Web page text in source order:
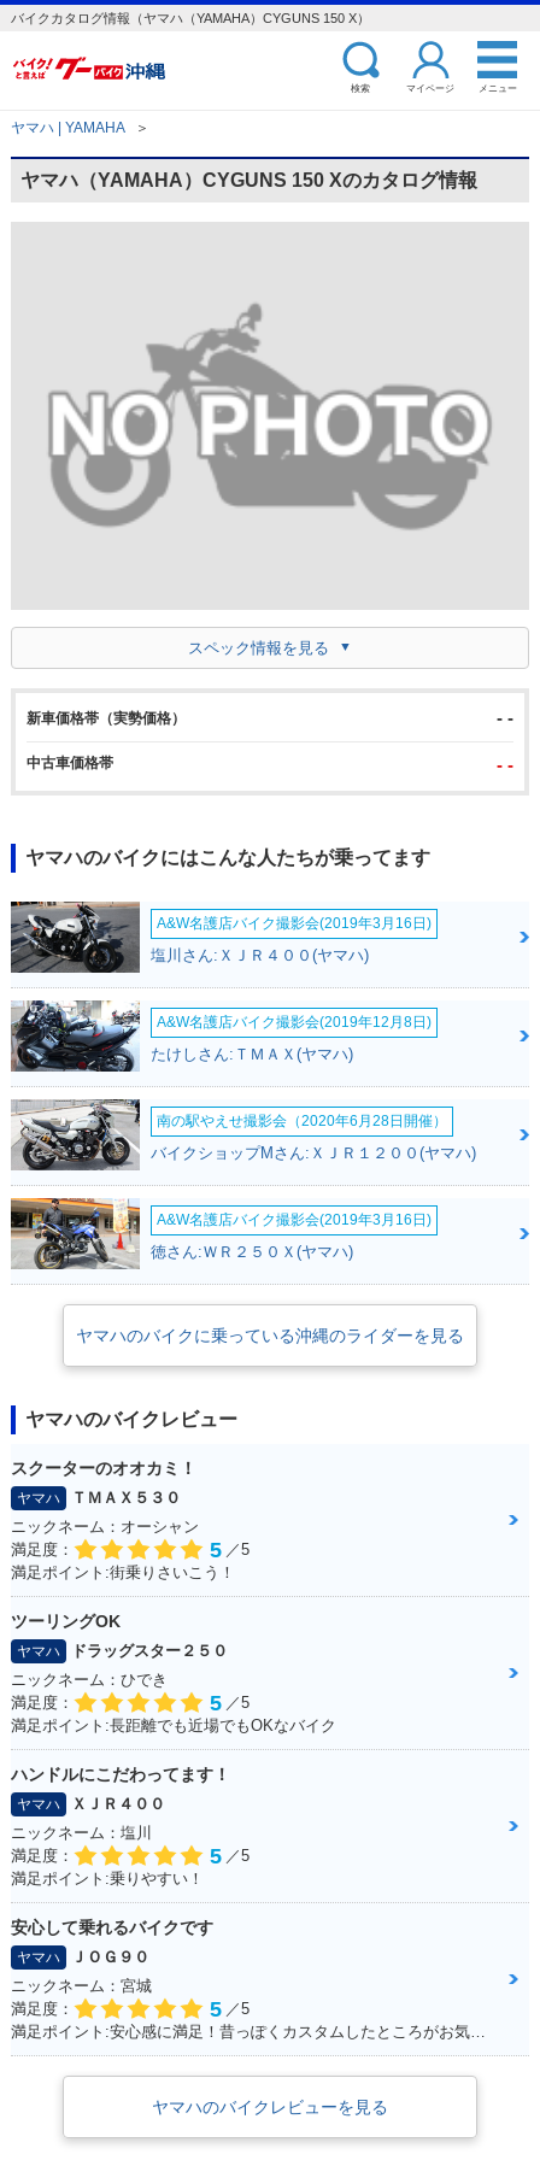
バイクカタログ情報（ヤマハ（YAMAHA）CYGUNS 150 X）
検索 マイページ メニュー
ヤマハ | YAMAHA ＞
ヤマハ（YAMAHA）CYGUNS 150 Xのカタログ情報
スペック情報を見る
新車価格帯（実勢価格） - -
中古車価格帯 - -
ヤマハのバイクにはこんな人たちが乗ってます
A&W名護店バイク撮影会(2019年3月16日)
塩川さん:ＸＪＲ４００(ヤマハ)
A&W名護店バイク撮影会(2019年12月8日)
たけしさん:ＴＭＡＸ(ヤマハ)
南の駅やえせ撮影会（2020年6月28日開催）
バイクショップMさん:ＸＪＲ１２００(ヤマハ)
A&W名護店バイク撮影会(2019年3月16日)
徳さん:ＷＲ２５０Ｘ(ヤマハ)
ヤマハのバイクに乗っている沖縄のライダーを見る
ヤマハのバイクレビュー
スクーターのオオカミ！
ヤマハ
ＴＭＡＸ５３０
ニックネーム：オーシャン
満足度：
5 ／5
満足ポイント:街乗りさいこう！
ツーリングOK
ヤマハ
ドラッグスター２５０
ニックネーム：ひでき
満足度：
5 ／5
満足ポイント:長距離でも近場でもOKなバイク
ハンドルにこだわってます！
ヤマハ
ＸＪＲ４００
ニックネーム：塩川
満足度：
5 ／5
満足ポイント:乗りやすい！
安心して乗れるバイクです
ヤマハ
ＪＯＧ９０
ニックネーム：宮城
満足度：
5 ／5
満足ポイント:安心感に満足！昔っぽくカスタムしたところがお気に入り！ ※今回のイベントでの撮影は、積載車等で移動をしており、 公道の走行はしておりません。
ヤマハのバイクレビューを見る